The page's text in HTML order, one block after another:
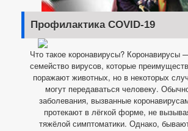
Профилактика COVID-19
Что такое коронавирусы? Коронавирусы
семейство вирусов, которые
поражают животных, но в некоторых
могут передаваться человеку.
заболевания, вызванные
протекают в лёгкой форме, не
тяжёлой симптоматики. Однако,